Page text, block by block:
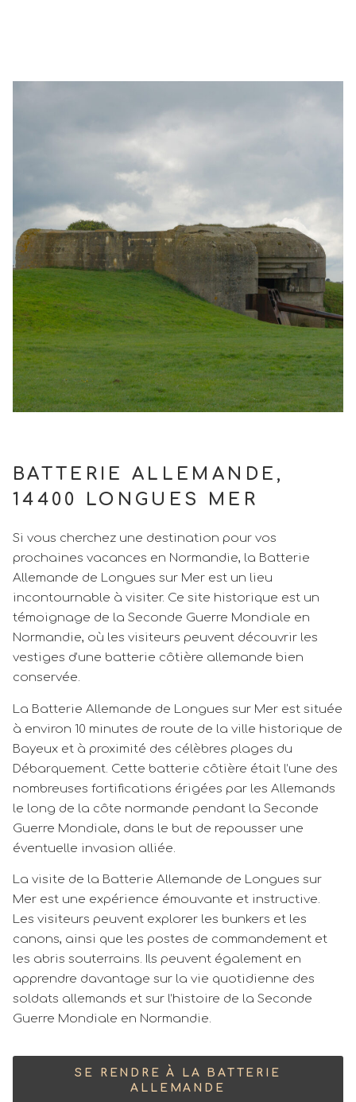
BATTERIE ALLEMANDE,
14400 LONGUES MER
Si vous cherchez une destination pour vos
prochaines vacances en Normandie, la Batterie
Allemande de Longues sur Mer est un lieu
incontournable à visiter. Ce site historique est un
témoignage de la Seconde Guerre Mondiale en
Normandie, où les visiteurs peuvent découvrir les
vestiges d’une batterie côtière allemande bien
conservée.
La Batterie Allemande de Longues sur Mer est située
à environ 10 minutes de route de la ville historique de
Bayeux et à proximité des célèbres plages du
Débarquement. Cette batterie côtière était l’une des
nombreuses fortifications érigées par les Allemands
le long de la côte normande pendant la Seconde
Guerre Mondiale, dans le but de repousser une
éventuelle invasion alliée.
La visite de la Batterie Allemande de Longues sur
Mer est une expérience émouvante et instructive.
Les visiteurs peuvent explorer les bunkers et les
canons, ainsi que les postes de commandement et
les abris souterrains. Ils peuvent également en
apprendre davantage sur la vie quotidienne des
soldats allemands et sur l’histoire de la Seconde
Guerre Mondiale en Normandie.
SE RENDRE À LA BATTERIE
ALLEMANDE